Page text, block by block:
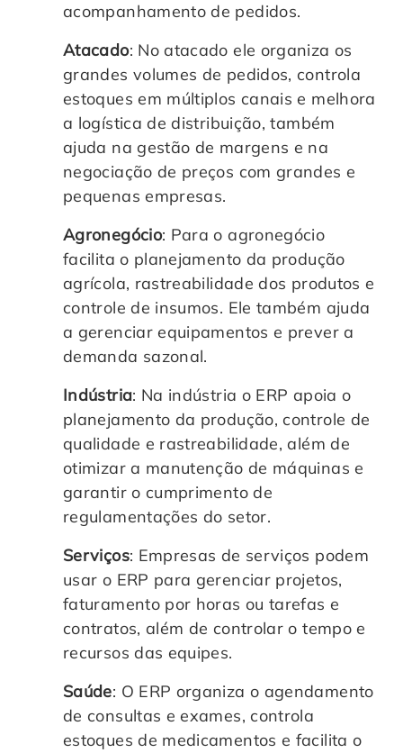
acompanhamento de pedidos.
Atacado: No atacado ele organiza os
grandes volumes de pedidos, controla
estoques em múltiplos canais e melhora
a logística de distribuição, também
ajuda na gestão de margens e na
negociação de preços com grandes e
pequenas empresas.
Agronegócio: Para o agronegócio
facilita o planejamento da produção
agrícola, rastreabilidade dos produtos e
controle de insumos. Ele também ajuda
a gerenciar equipamentos e prever a
demanda sazonal.
Indústria: Na indústria o ERP apoia o
planejamento da produção, controle de
qualidade e rastreabilidade, além de
otimizar a manutenção de máquinas e
garantir o cumprimento de
regulamentações do setor.
Serviços: Empresas de serviços podem
usar o ERP para gerenciar projetos,
faturamento por horas ou tarefas e
contratos, além de controlar o tempo e
recursos das equipes.
Saúde: O ERP organiza o agendamento
de consultas e exames, controla
estoques de medicamentos e facilita o